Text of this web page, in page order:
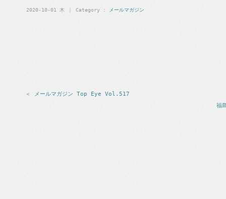
2020-10-01 木 ｜ Category : メールマガジン
＜ メールマガジン Top Eye Vol.517
福